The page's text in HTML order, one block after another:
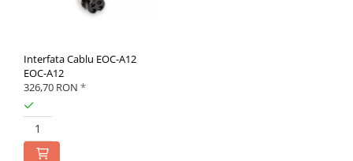
Interfata Cablu EOC-A12
EOC-A12
326,70 RON *